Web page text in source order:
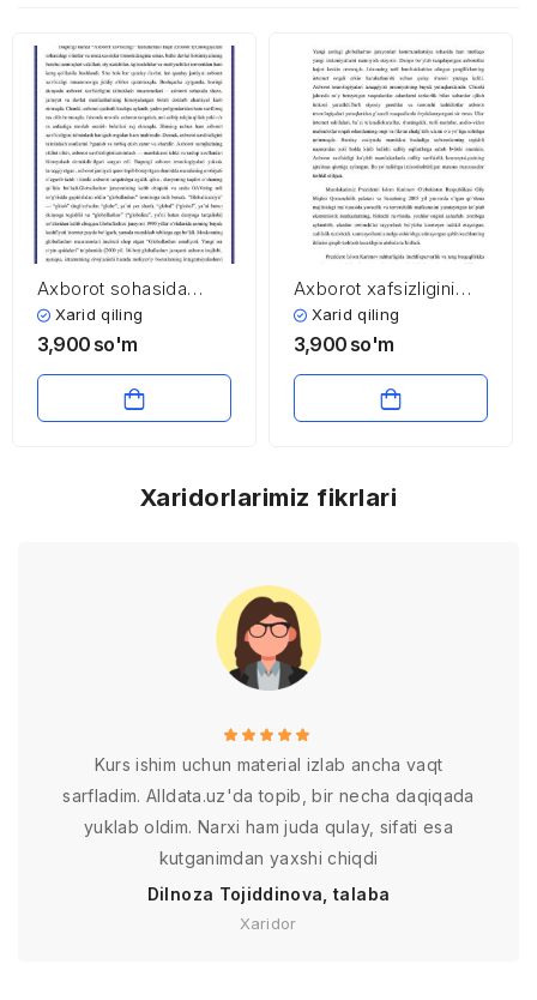
Axborot sohasida
globallashuv
Xarid qiling
3,900 so'm
Axborot xafsizligini
ta’minlash tadbirlari
Xarid qiling
3,900 so'm
Xaridorlarimiz fikrlari
Kurs ishim uchun material izlab ancha vaqt
sarfladim. Alldata.uz'da topib, bir necha daqiqada
yuklab oldim. Narxi ham juda qulay, sifati esa
kutganimdan yaxshi chiqdi
Dilnoza Tojiddinova, talaba
Xaridor